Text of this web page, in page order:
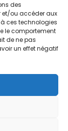
des
et/ou accéder aux
ces technologies
le comportement
de ne pas
un effet négatif
légales